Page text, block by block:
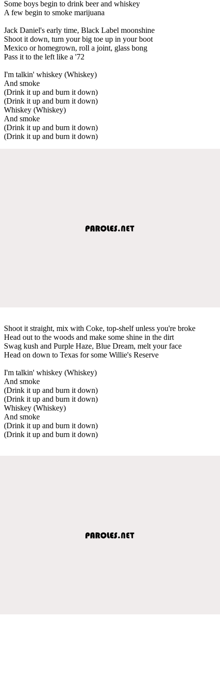
Some boys begin to drink beer and whiskey
A few begin to smoke marijuana
Jack Daniel's early time, Black Label moonshine
Shoot it down, turn your big toe up in your boot
Mexico or homegrown, roll a joint, glass bong
Pass it to the left like a '72
I'm talkin' whiskey (Whiskey)
And smoke
(Drink it up and burn it down)
(Drink it up and burn it down)
Whiskey (Whiskey)
And smoke
(Drink it up and burn it down)
(Drink it up and burn it down)
Shoot it straight, mix with Coke, top-shelf unless you're broke
Head out to the woods and make some shine in the dirt
Swag kush and Purple Haze, Blue Dream, melt your face
Head on down to Texas for some Willie's Reserve
I'm talkin' whiskey (Whiskey)
And smoke
(Drink it up and burn it down)
(Drink it up and burn it down)
Whiskey (Whiskey)
And smoke
(Drink it up and burn it down)
(Drink it up and burn it down)